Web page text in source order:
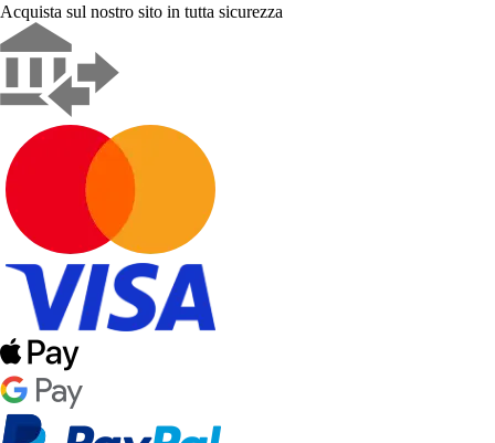
Acquista sul nostro sito in tutta sicurezza